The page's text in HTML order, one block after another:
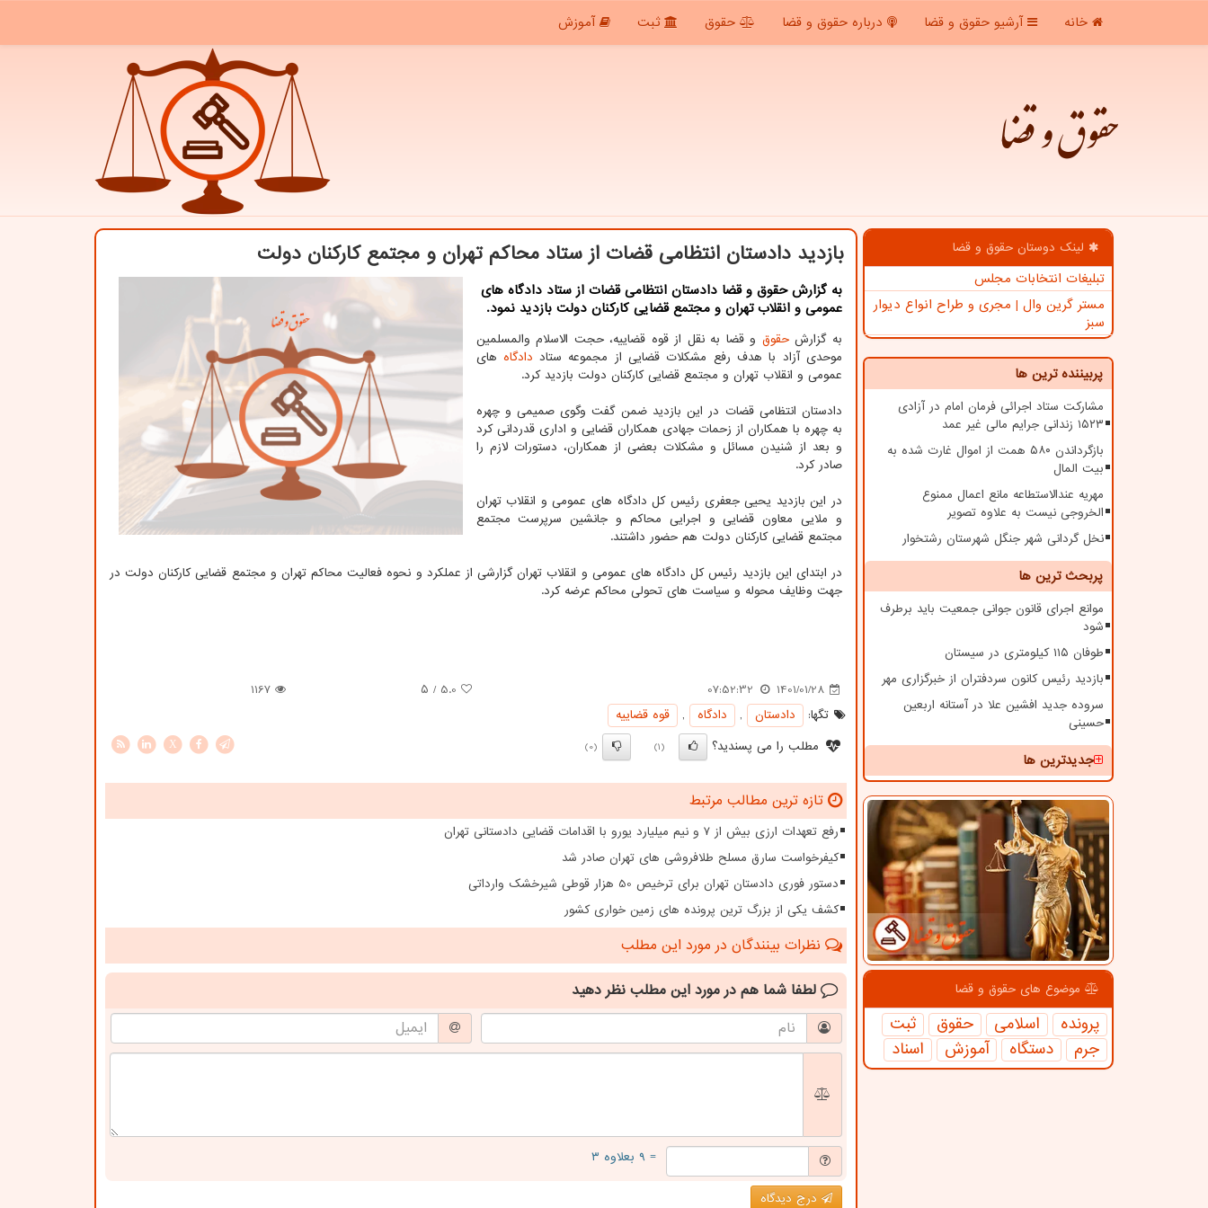
خانه آرشیو حقوق و قضا درباره حقوق و قضا حقوق ثبت آموزش
حقوق و قضا
لینک دوستان حقوق و قضا
تبلیغات انتخابات مجلس
مستر گرین وال | مجری و طراح انواع دیوار
سبز
پربیننده ترین ها
مشارکت ستاد اجرائی فرمان امام در آزادی
۱۵۲۳ زندانی جرایم مالی غیر عمد
بازگرداندن ۵۸۰ همت از اموال غارت شده به
بیت المال
مهریه عندالاستطاعه مانع اعمال ممنوع
الخروجی نیست به علاوه تصویر
نخل گردانی شهر جنگل شهرستان رشتخوار
پربحث ترین ها
موانع اجرای قانون جوانی جمعیت باید برطرف
شود
طوفان ۱۱۵ کیلومتری در سیستان
بازدید رئیس کانون سردفتران از خبرگزاری مهر
سروده جدید افشین علا در آستانه اربعین
حسینی
جدیدترین ها
موضوع های حقوق و قضا
پرونده اسلامی حقوق
ثبت
جرم
دستگاه آموزش اسناد
بازدید دادستان انتظامی قضات از ستاد محاکم تهران و مجتمع کارکنان دولت
به گزارش حقوق و قضا دادستان انتظامی قضات از ستاد دادگاه های
عمومی و انقلاب تهران و مجتمع قضایی کارکنان دولت بازدید نمود.
به گزارشحقوق و قضا به نقل از قوه قضاییه، حجت الاسلام والمسلمین
موحدی آزاد با هدف رفع مشکلات قضایی از مجموعه ستاد دادگاه های
عمومی و انقلاب تهران و مجتمع قضایی کارکنان دولت بازدید کرد.
دادستان انتظامی قضات در این بازدید ضمن گفت وگوی صمیمی و چهره
به چهره با همکاران از زحمات جهادی همکاران قضایی و اداری قدردانی کرد
و بعد از شنیدن مسائل و مشکلات بعضی از همکاران، دستورات لازم را
صادر کرد.
در این بازدید یحیی جعفری رئیس کل دادگاه های عمومی و انقلاب تهران
و ملایی معاون قضایی و اجرایی محاکم و جانشین سرپرست مجتمع
مجتمع قضایی کارکنان دولت هم حضور داشتند.
در ابتدای این بازدید رئیس کل دادگاه های عمومی و انقلاب تهران گزارشی از عملکرد و نحوه فعالیت محاکم تهران و مجتمع قضایی کارکنان دولت در
جهت وظایف محوله و سیاست های تحولی محاکم عرضه کرد.
1401/01/28
07:52:32
5.0 / ۵
1167
تگها:
دادستان , دادگاه ,
قوه قضاییه
مطلب را می پسندید؟
(1)
(0)
X
تازه ترین مطالب مرتبط
رفع تعهدات ارزی بیش از ۷ و نیم میلیارد یورو با اقدامات قضایی دادستانی تهران
کیفرخواست سارق مسلح طلافروشی های تهران صادر شد
دستور فوری دادستان تهران برای ترخیص 50 هزار قوطی شیرخشک وارداتی
کشف یکی از بزرگ ترین پرونده های زمین خواری کشور
نظرات بینندگان در مورد این مطلب
لطفا شما هم در مورد این مطلب نظر دهید
= ۹ بعلاوه ۳
درج دیدگاه